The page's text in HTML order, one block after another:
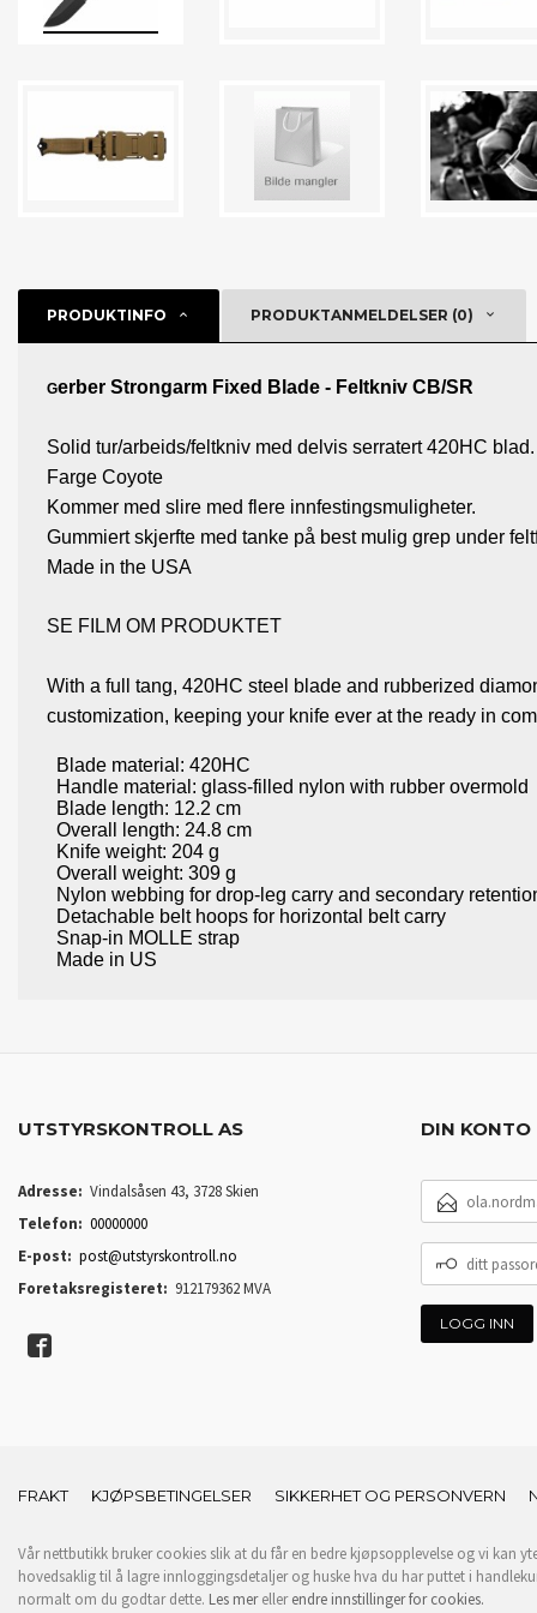
PRODUKTINFO PRODUKTANMELDELSER (0)
Gerber Strongarm Fixed Blade - Feltkniv CB/SR
Solid tur/arbeids/feltkniv med delvis serratert 420HC blad.
Farge Coyote
Kommer med slire med flere innfestingsmuligheter.
Gummiert skjerfte med tanke på best mulig grep under
Made in the USA
SE FILM OM PRODUKTET
With a full tang, 420HC steel blade and rubberized
customization, keeping your knife ever at the ready in
Blade material: 420HC
Handle material: glass-filled nylon with rubber overmold
Blade length: 12.2 cm
Overall length: 24.8 cm
Knife weight: 204 g
Overall weight: 309 g
Nylon webbing for drop-leg carry and secondary
Detachable belt hoops for horizontal belt carry
Snap-in MOLLE strap
Made in US
UTSTYRSKONTROLL AS
Adresse: Vindalsåsen 43, 3728 Skien
Telefon: 00000000
E-post: post@utstyrskontroll.no
Foretaksregisteret: 912179362 MVA
DIN KONTO
POSTADRESSE
PASSORD
FRAKT KJØPSBETINGELSER SIKKERHET OG PERSONVERN
Vår nettbutikk bruker cookies slik at du får en bedre kjøpsopplevelse og vi kan
hovedsaklig til å lagre innloggingsdetaljer og huske hva du har puttet i
normalt om du godtar dette. Les merellerendre innstillinger for cookies.